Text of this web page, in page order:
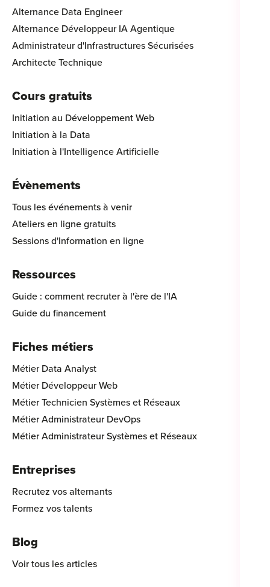
Alternance Data Engineer
Alternance Développeur IA Agentique
Administrateur d'Infrastructures Sécurisées
Architecte Technique
Cours gratuits
Initiation au Développement Web
Initiation à la Data
Initiation à l'Intelligence Artificielle
Évènements
Tous les événements à venir
Ateliers en ligne gratuits
Sessions d'Information en ligne
Ressources
Guide : comment recruter à l'ère de l'IA
Guide du financement
Fiches métiers
Métier Data Analyst
Métier Développeur Web
Métier Technicien Systèmes et Réseaux
Métier Administrateur DevOps
Métier Administrateur Systèmes et Réseaux
Entreprises
Recrutez vos alternants
Formez vos talents
Blog
Voir tous les articles